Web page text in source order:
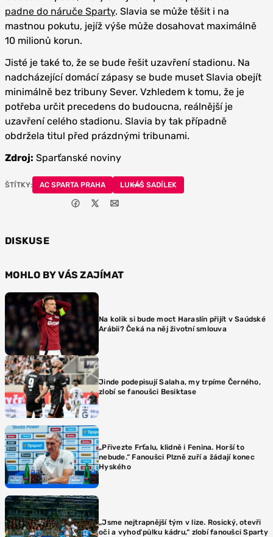
padne do náruče Sparty. Slavia se může těšit i na
mastnou pokutu, jejíž výše může dosahovat maximálně
10 milionů korun.
Jisté je také to, že se bude řešit uzavření stadionu. Na
nadcházející domácí zápasy se bude muset Slavia obejít
minimálně bez tribuny Sever. Vzhledem k tomu, že je
potřeba určit precedens do budoucna, reálnější je
uzavření celého stadionu. Slavia by tak případně
obdržela titul před prázdnými tribunami.
Zdroj: Sparťanské noviny
ŠTÍTKY: AC SPARTA PRAHA LUKÁŠ SADÍLEK
DISKUSE
MOHLO BY VÁS ZAJÍMAT
Na kolik si bude moct Haraslín přijít v Saúdské
Arábii? Čeká na něj životní smlouva
Jinde podepisují Salaha, my trpíme Černého,
zlobí se fanoušci Besiktase
„Přivezte Frťalu, klidně i Fenina. Horší to
nebude.“ Fanoušci Plzně zuří a žádají konec
Hyského
„Jsme nejtrapnější tým v lize. Rosický, otevři
oči a vyhoď půlku kádru,“ zlobí fanoušci Sparty